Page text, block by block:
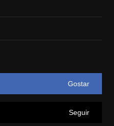
Gostar
Seguir